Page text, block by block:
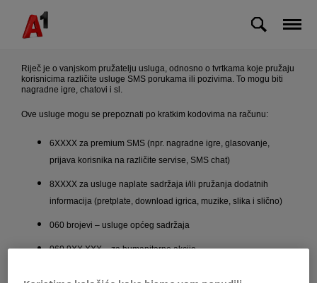
Skip to Main Content
Što su to Dodatne usluge drugih tvrtki?
Riječ je o vanjskom pružatelju usluga, odnosno o tvrtkama koje pružaju
korisnicima različite usluge SMS porukama ili pozivima. To mogu biti
nagradne igre, chatovi i sl.
Ove usluge mogu se prepoznati po kratkim kodovima na računu:
6XXXX za premium SMS (npr. nagradne igre, glasovanje,
prijava korisnika na različite servise, SMS chat)
8XXXX za usluge naplate sadržaja i/ili pružanja dodatnih
informacija (pretplate, download igrica, muzike, slika i slično)
060 brojevi – usluge općeg sadržaja
060 9XX XXX – za humanitarne akcije